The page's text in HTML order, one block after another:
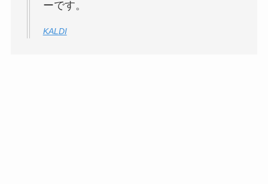
ーです。
KALDI